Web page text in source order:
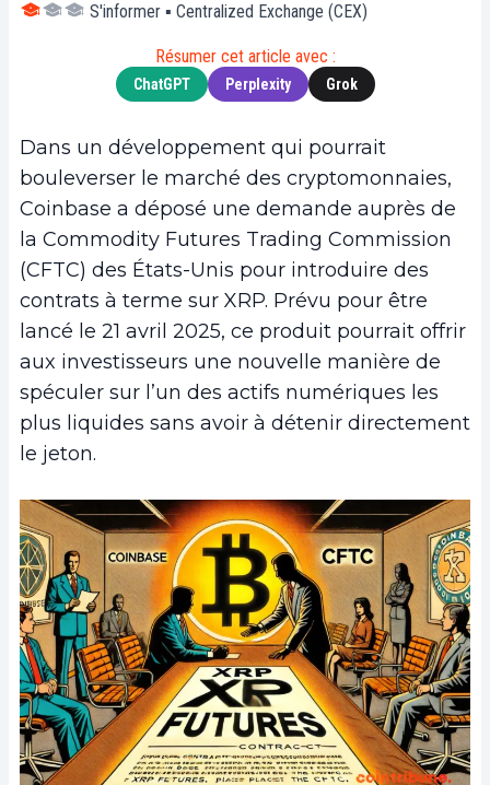
S'informer ▪ Centralized Exchange (CEX)
Résumer cet article avec :
ChatGPT Perplexity Grok
Dans un développement qui pourrait
bouleverser le marché des cryptomonnaies,
Coinbase a déposé une demande auprès de
la Commodity Futures Trading Commission
(CFTC) des États-Unis pour introduire des
contrats à terme sur XRP. Prévu pour être
lancé le 21 avril 2025, ce produit pourrait offrir
aux investisseurs une nouvelle manière de
spéculer sur l’un des actifs numériques les
plus liquides sans avoir à détenir directement
le jeton.